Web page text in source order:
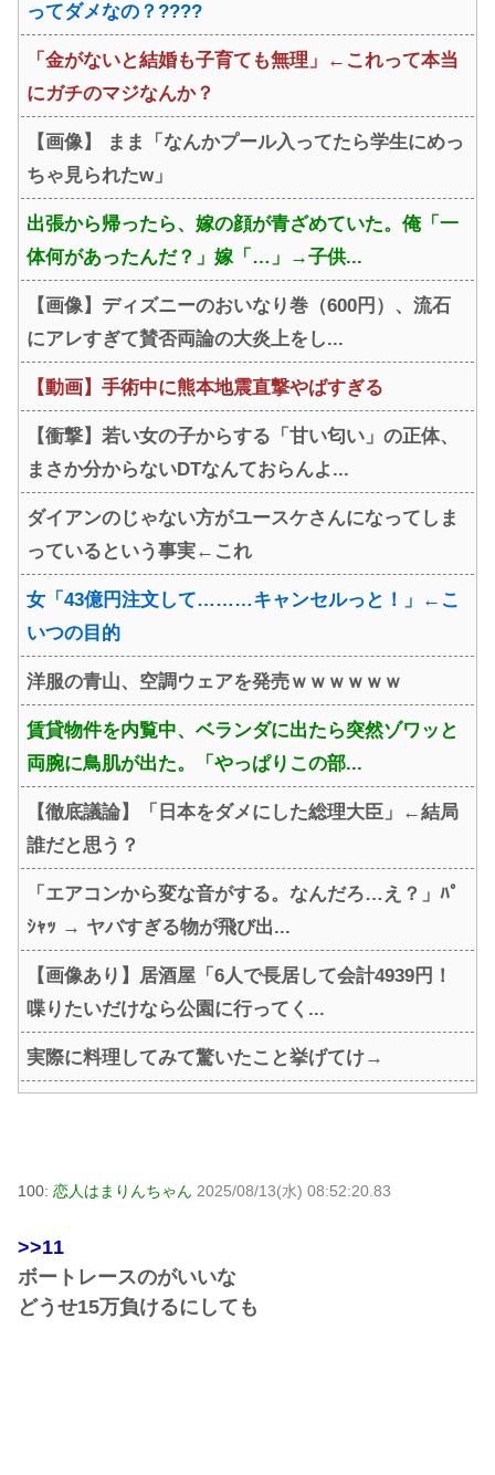
ってダメなの？????
「金がないと結婚も子育ても無理」←これって本当
にガチのマジなんか？
【画像】 まま「なんかプール入ってたら学生にめっ
ちゃ見られたw」
出張から帰ったら、嫁の顔が青ざめていた。俺「一
体何があったんだ？」嫁「…」→子供...
【画像】ディズニーのおいなり巻（600円）、流石
にアレすぎて賛否両論の大炎上をし...
【動画】手術中に熊本地震直撃やばすぎる
【衝撃】若い女の子からする「甘い匂い」の正体、
まさか分からないDTなんておらんよ...
ダイアンのじゃない方がユースケさんになってしま
っているという事実←これ
女「43億円注文して………キャンセルっと！」←こ
いつの目的
洋服の青山、空調ウェアを発売ｗｗｗｗｗｗ
賃貸物件を内覧中、ベランダに出たら突然ゾワッと
両腕に鳥肌が出た。「やっぱりこの部...
【徹底議論】「日本をダメにした総理大臣」←結局
誰だと思う？
「エアコンから変な音がする。なんだろ…え？」ﾊﾟ
ｼｬｯ → ヤバすぎる物が飛び出...
【画像あり】居酒屋「6人で長居して会計4939円！
喋りたいだけなら公園に行ってく...
実際に料理してみて驚いたこと挙げてけ→
100: 恋人はまりんちゃん 2025/08/13(水) 08:52:20.83
>>11
ボートレースのがいいな
どうせ15万負けるにしても